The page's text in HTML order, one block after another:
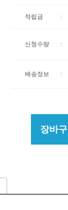
적립금 :
신청수량 :
배송정보 :